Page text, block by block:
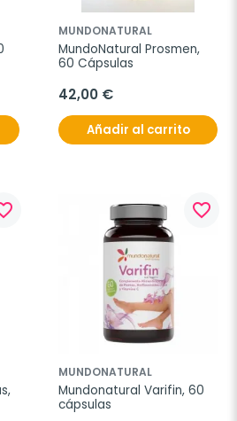
MUNDONATURAL
MundoNatural Prosmen,
60 Cápsulas
42,00 €
Añadir al carrito
favorite_border
MUNDONATURAL
Mundonatural Varifin, 60
cápsulas